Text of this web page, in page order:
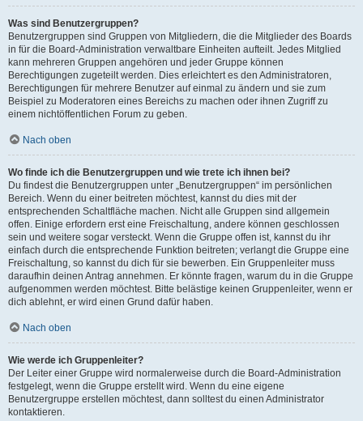
Was sind Benutzergruppen?
Benutzergruppen sind Gruppen von Mitgliedern, die die Mitglieder des Boards
in für die Board-Administration verwaltbare Einheiten aufteilt. Jedes Mitglied
kann mehreren Gruppen angehören und jeder Gruppe können
Berechtigungen zugeteilt werden. Dies erleichtert es den Administratoren,
Berechtigungen für mehrere Benutzer auf einmal zu ändern und sie zum
Beispiel zu Moderatoren eines Bereichs zu machen oder ihnen Zugriff zu
einem nichtöffentlichen Forum zu geben.
Nach oben
Wo finde ich die Benutzergruppen und wie trete ich ihnen bei?
Du findest die Benutzergruppen unter „Benutzergruppen“ im persönlichen
Bereich. Wenn du einer beitreten möchtest, kannst du dies mit der
entsprechenden Schaltfläche machen. Nicht alle Gruppen sind allgemein
offen. Einige erfordern erst eine Freischaltung, andere können geschlossen
sein und weitere sogar versteckt. Wenn die Gruppe offen ist, kannst du ihr
einfach durch die entsprechende Funktion beitreten; verlangt die Gruppe eine
Freischaltung, so kannst du dich für sie bewerben. Ein Gruppenleiter muss
daraufhin deinen Antrag annehmen. Er könnte fragen, warum du in die Gruppe
aufgenommen werden möchtest. Bitte belästige keinen Gruppenleiter, wenn er
dich ablehnt, er wird einen Grund dafür haben.
Nach oben
Wie werde ich Gruppenleiter?
Der Leiter einer Gruppe wird normalerweise durch die Board-Administration
festgelegt, wenn die Gruppe erstellt wird. Wenn du eine eigene
Benutzergruppe erstellen möchtest, dann solltest du einen Administrator
kontaktieren.